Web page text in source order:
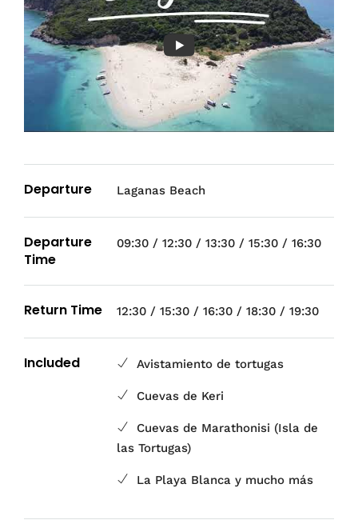
Departure Laganas Beach
Departure
Time
09:30 / 12:30 / 13:30 / 15:30 / 16:30
Return Time 12:30 / 15:30 / 16:30 / 18:30 / 19:30
Included Avistamiento de tortugas
Cuevas de Keri
Cuevas de Marathonisi (Isla de
las Tortugas)
La Playa Blanca y mucho más